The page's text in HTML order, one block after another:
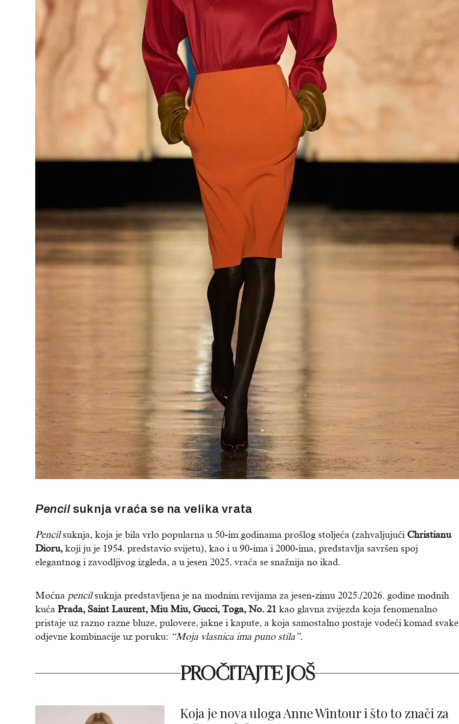
Pencilsuknja vraća se na velika vrata
Pencilsuknja, koja je bila vrlo popularna u 50-im godinama prošlog stoljeća (zahvaljujući Christianu
Dioru, koji ju je 1954. predstavio svijetu), kao i u 90-ima i 2000-ima, predstavlja savršen spoj
elegantnog i zavodljivog izgleda, a u jesen 2025. vraća se snažnija no ikad.
Moćna pencilsuknja predstavljena je na modnim revijama za jesen-zimu 2025./2026. godine modnih
kuća Prada, Saint Laurent, Miu Miu, Gucci, Toga, No. 21 kao glavna zvijezda koja fenomenalno
pristaje uz razno razne bluze, pulovere, jakne i kapute, a koja samostalno postaje vodeći komad svake
odjevne kombinacije uz poruku: “Moja vlasnica ima puno stila”.
PROČITAJTE JOŠ
Koja je nova uloga Anne Wintour i što to znači za